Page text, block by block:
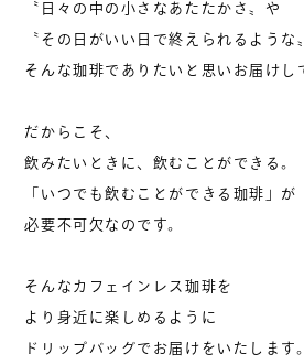
KOZORASOU
〝日々の中の小さなあたたかさ〟や
〝その日がいい日で終えられるような
そんな珈琲でありたいと思いお届けし
だからこそ、
飲みたいときに、飲むことができる。
「いつでも飲むことができる珈琲」が
必要不可欠なのです。
そんなカフェインレス珈琲を
より身近に楽しめるように
ドリップバッグでお届けをいたします。